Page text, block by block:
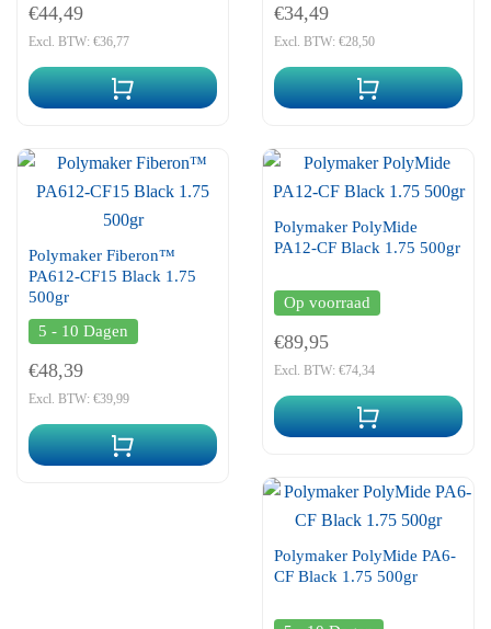
€44,49
Excl. BTW: €36,77
€34,49
Excl. BTW: €28,50
Polymaker Fiberon™
PA612-CF15 Black 1.75
500gr
5 - 10 Dagen
€48,39
Excl. BTW: €39,99
Polymaker PolyMide
PA12-CF Black 1.75 500gr
Op voorraad
€89,95
Excl. BTW: €74,34
Polymaker PolyMide PA6-
CF Black 1.75 500gr